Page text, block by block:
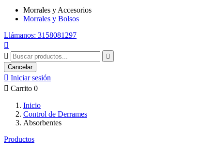
Morrales y Accesorios
Morrales y Bolsos
Llámanos: 3158081297



Cancelar
 Iniciar sesión
 Carrito 0
Inicio
Control de Derrames
Absorbentes
Productos